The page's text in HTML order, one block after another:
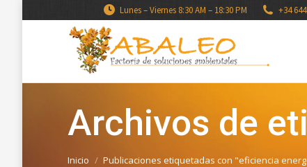
Lunes – Viernes 8:30 AM – 18:30 PM +34
Archivos de
Estás aquí:
Inicio Publicaciones etiquetadas con "eficiencia